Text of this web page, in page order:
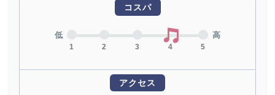
コスパ
低
1 2 3 4 5
高
アクセス